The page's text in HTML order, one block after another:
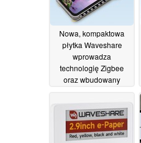
Nowa, kompaktowa
płytka Waveshare
wprowadza
technologię Zigbee
oraz wbudowany
inteligentnych domów
04/07/2026